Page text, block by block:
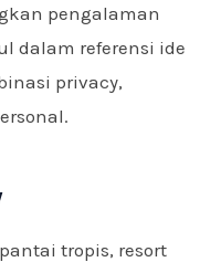
pengalaman
dalam referensi ide
privacy,
tropis, resort